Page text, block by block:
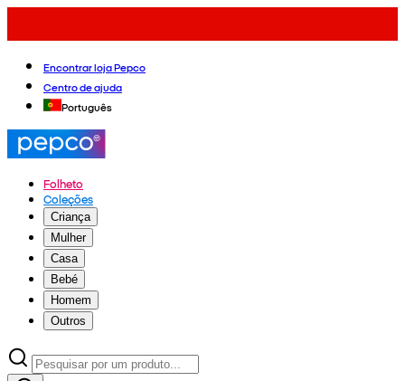
Encontrar loja Pepco
Centro de ajuda
Português
Folheto
Coleções
Criança
Mulher
Casa
Bebé
Homem
Outros